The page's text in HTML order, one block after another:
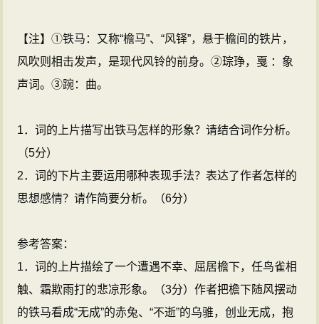
【注】①铁马：又称“檐马”、“风铎”，悬于檐间的铁片，
风吹则相击发声，是现代风铃的前身。②琮琤，戛 ：象
声词。③踠：曲。
1．词的上片描写出铁马怎样的形象？请结合词作分析。
（5分）
2．词的下片主要运用哪种表现手法？表达了作者怎样的
思想感情？请作简要分析。（6分）
参考答案：
1．词的上片描绘了一个遭遇不幸、屈居檐下，任鸟雀相
触、霜欺雨打的悲凉形象。（3分）作者把檐下随风摆动
的铁马看成“无成”的赤兔、“不逝”的乌骓，创业无成，抱